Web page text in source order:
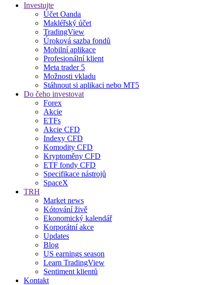
Investujte
Účet Oanda
Makléřský účet
TradingView
Úroková sazba fondů
Mobilní aplikace
Profesionální klient
Meta trader 5
Možnosti vkladu
Stáhnout si aplikaci nebo MT5
Do čeho investovat
Forex
Akcie
ETFs
Akcie CFD
Indexy CFD
Komodity CFD
Kryptoměny CFD
ETF fondy CFD
Specifikace nástrojů
SpaceX
TRH
Market news
Kótování živě
Ekonomický kalendář
Korporátní akce
Updates
Blog
US earnings season
Learn TradingView
Sentiment klientů
Kontakt